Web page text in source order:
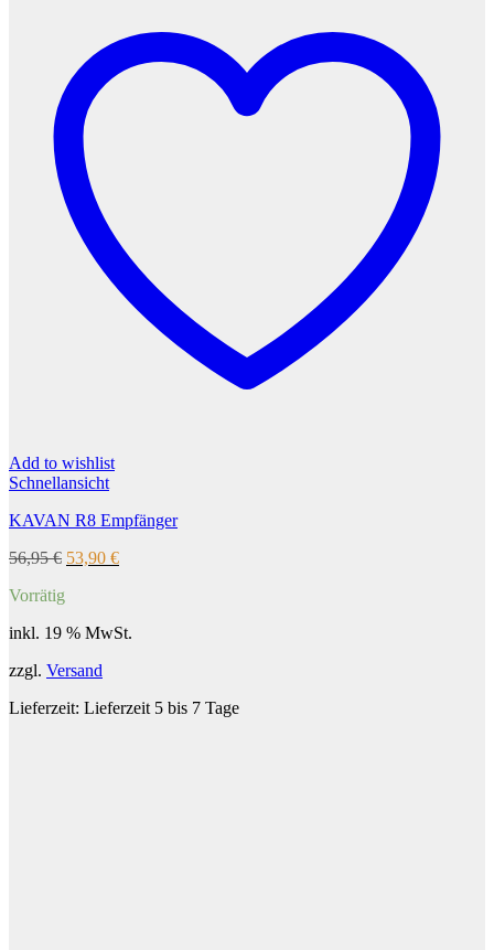
Add to wishlist
Schnellansicht
KAVAN R8 Empfänger
56,95€ Ursprünglicher
53,90 €Aktueller
Vorrätig
inkl. 19 % MwSt.
zzgl. Versand
Lieferzeit: Lieferzeit 5 bis 7 Tage